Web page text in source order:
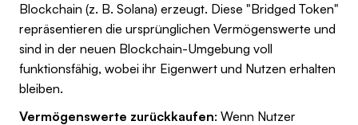
Blockchain (z. B. Solana) erzeugt. Diese "Bridged Token"
repräsentieren die ursprünglichen Vermögenswerte und
sind in der neuen Blockchain-Umgebung voll
funktionsfähig, wobei ihr Eigenwert und Nutzen erhalten
bleiben.
Vermögenswerte zurückkaufen: Wenn Nutzer